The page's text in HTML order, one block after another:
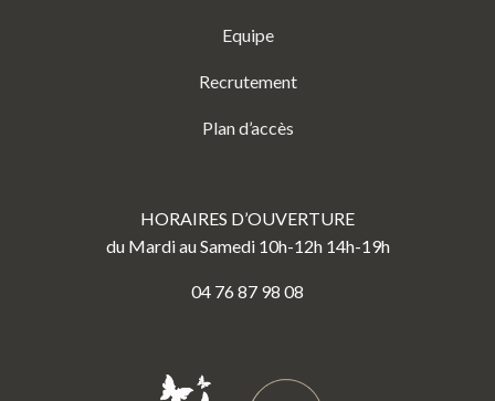
Equipe
Recrutement
Plan d’accès
HORAIRES D’OUVERTURE
du Mardi au Samedi 10h-12h 14h-19h
04 76 87 98 08